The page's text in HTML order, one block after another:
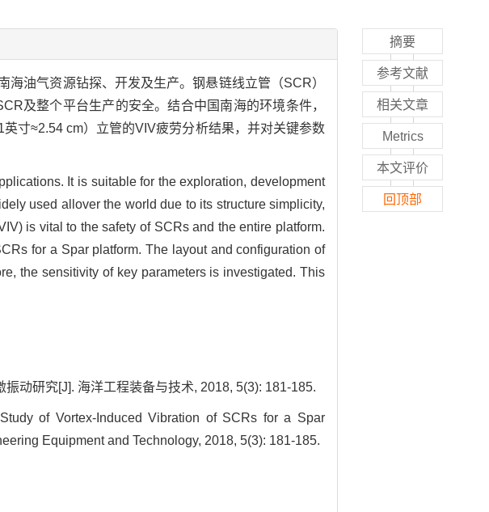
油气资源钻探、开发及生产。钢悬链线立管（SCR）
及整个平台生产的安全。结合中国南海的环境条件，
寸≈2.54 cm）立管的VIV疲劳分析结果，并对关键参数
It is suitable for the exploration, development
used allover the world due to its structure simplicity,
is vital to the safety of SCRs and the entire platform.
for a Spar platform. The layout and configuration of
the sensitivity of key parameters is investigated. This
动研究[J]. 海洋工程装备与技术, 2018, 5(3): 181-185.
of Vortex-Induced Vibration of SCRs for a Spar
Equipment and Technology, 2018, 5(3): 181-185.
摘要
参考文献
相关文章
Metrics
本文评价
回顶部